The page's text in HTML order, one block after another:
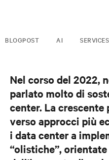
BLOGPOST AI SERVICES
Nel corso del 2022,
parlato molto di
center. La crescente
verso approcci più
i data center a
“olistiche”,